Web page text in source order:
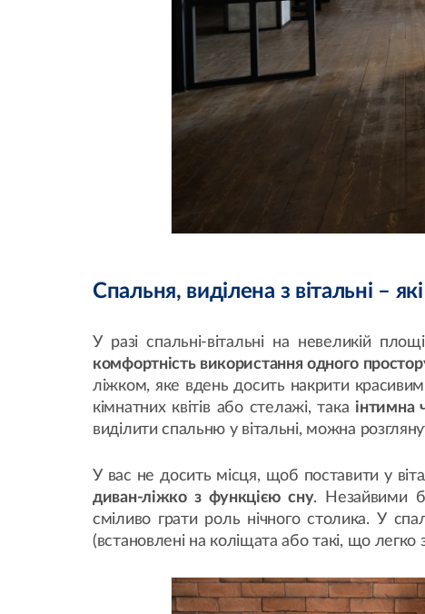
Спальня, виділена з вітальні –
У разі спальні-вітальні на невеликій
комфортність використання одного
ліжком, яке вдень досить накрити
кімнатних квітів або стелажі, така інтимна
виділити спальню у вітальні, можна
У вас не досить місця, щоб поставити у
диван-ліжко з функцією сну. Незайвими
сміливо грати роль нічного столика. У
(встановлені на коліщата або такі, що